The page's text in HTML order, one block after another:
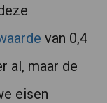
van 0,4
al, maar de
eisen